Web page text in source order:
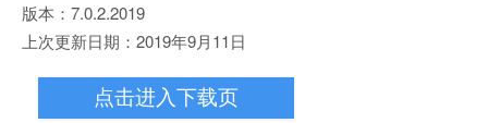
版本：7.0.2.2019
上次更新日期：2019年9月11日
点击进入下载页